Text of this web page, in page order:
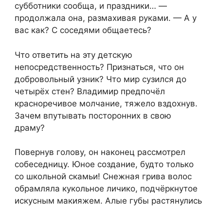
субботники сообща, и праздники… —
продолжала она, размахивая руками. — А у
вас как? С соседями общаетесь?
Что ответить на эту детскую
непосредственность? Признаться, что он
добровольный узник? Что мир сузился до
четырёх стен? Владимир предпочёл
красноречивое молчание, тяжело вздохнув.
Зачем впутывать посторонних в свою
драму?
Повернув голову, он наконец рассмотрел
собеседницу. Юное создание, будто только
со школьной скамьи! Снежная грива волос
обрамляла кукольное личико, подчёркнутое
искусным макияжем. Алые губы растянулись